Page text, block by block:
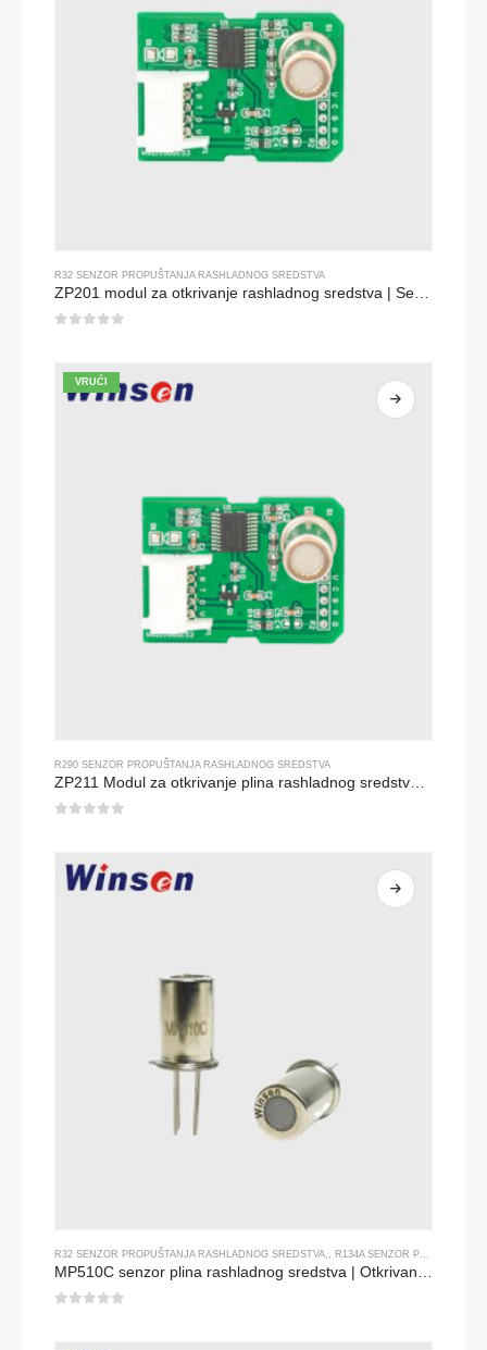
R32 SENZOR PROPUŠTANJA RASHLADNOG SREDSTVA
ZP201 modul za otkrivanje rashladnog sredstva | Senzor visoko osjetljivosti R32
VRUĆI
R290 SENZOR PROPUŠTANJA RASHLADNOG SREDSTVA
ZP211 Modul za otkrivanje plina rashladnog sredstva-senzor visoke osjetljivosti za otkrivanje propuštanja rashladnog sredstva
R32 SENZOR PROPUŠTANJA RASHLADNOG SREDSTVA R134A SENZOR PROPUŠTANJA RASHLADNOG SREDSTVA